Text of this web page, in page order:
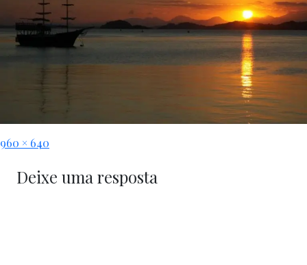
960 × 640
Deixe uma resposta